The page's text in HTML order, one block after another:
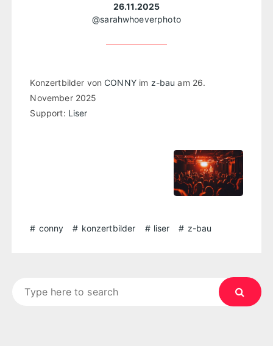
26.11.2025
@sarahwhoeverphoto
Konzertbilder von CONNYim z-bau am 26.
November 2025
Support: Liser
conny konzertbilder liser z-bau